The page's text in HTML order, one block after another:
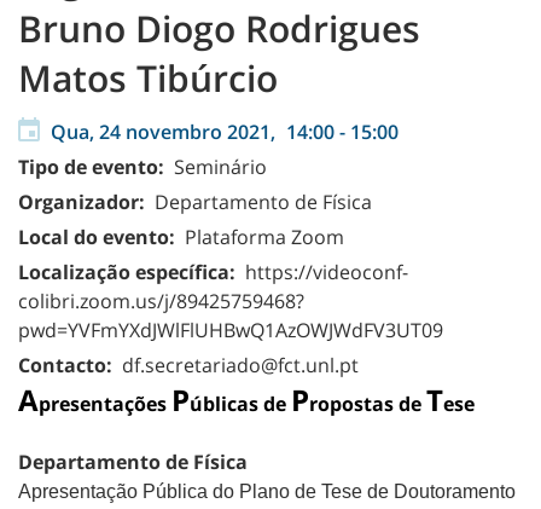
Bruno Diogo Rodrigues
Matos Tibúrcio
Qua, 24 novembro 2021, 14:00- 15:00
Tipo de evento: Seminário
Organizador: Departamento de Física
Local do evento: Plataforma Zoom
Localização específica: https://videoconf-
colibri.zoom.us/j/89425759468?
pwd=YVFmYXdJWlFlUHBwQ1AzOWJWdFV3UT09
Contacto: df.secretariado@fct.unl.pt
Apresentações Públicas de Propostas deTese
Departamento de Física
Apresentação Pública do Plano de Tese de Doutoramento